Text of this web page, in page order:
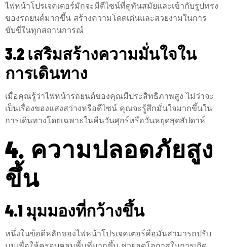
ไฟหน้าโปรเจคเตอร์มักจะมีดีไซน์ที่ดูทันสมัยและเข้ากับรูปทรง
ของรถยนต์มากขึ้น สร้างความโดดเด่นและสวยงามในการ
ขับขี่ในทุกสถานการณ์
3.2 เสริมสร้างความมั่นใจใน
การเดินทาง
เมื่อคุณรู้ว่าไฟหน้ารถยนต์ของคุณมีประสิทธิภาพสูง ไม่ว่าจะ
เป็นเรื่องของแสงสว่างหรือดีไซน์ คุณจะรู้สึกมั่นใจมากขึ้นใน
การเดินทางโดยเฉพาะในคืนวันศุกร์หรือวันหยุดสุดสัปดาห์
4. ความปลอดภัยสูง
ขึ้น
4.1 มุมมองที่กว้างขึ้น
หนึ่งในข้อดีหลักของไฟหน้าโปรเจคเตอร์คือมันสามารถปรับ